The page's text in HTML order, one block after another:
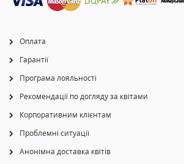
Оплата
Гарантії
Програма лояльності
Рекомендації по догляду за квітами
Корпоративним клієнтам
Проблемні ситуації
Анонімна доставка квітів